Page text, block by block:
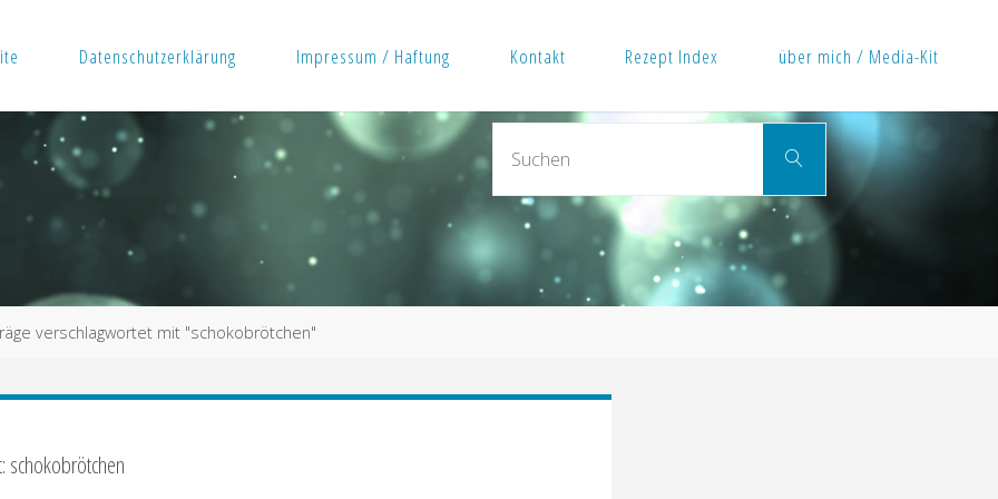
Datenschutzerklärung Impressum / Haftung Kontakt Rezept Index über mich / Media-Kit
Suchen
nach:
Suchen
verschlagwortet mit "schokobrötchen"
schokobrötchen